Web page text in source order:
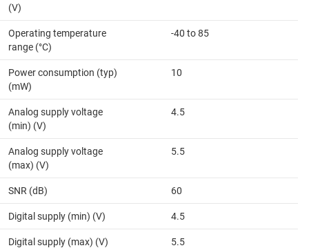
(V)
Operating temperature
range (°C)
-40 to 85
Power consumption (typ)
(mW)
10
Analog supply voltage
(min) (V)
4.5
Analog supply voltage
(max) (V)
5.5
SNR (dB) 60
Digital supply (min) (V) 4.5
Digital supply (max) (V) 5.5